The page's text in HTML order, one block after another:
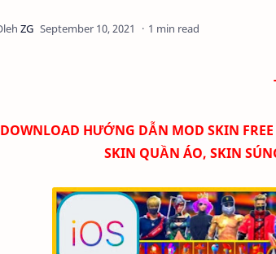
1 min read
DOWNLOAD HƯỚNG DẪN MOD SKIN
SKIN QUẦN ÁO, SKIN